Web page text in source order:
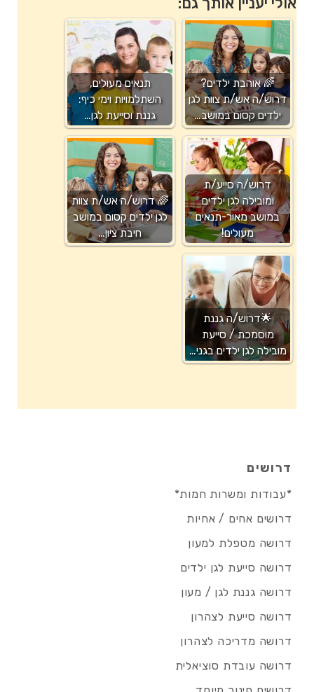
🌈 אוהבת ילדים?
דרוש/ה אש/ת צוות לגן
ילדים קסום במושב…
תנאים מעולים,
השתלמויות וימי כיף:
גננת וסייעת לגן…
דרוש/ה סייע/ת
ומובילה לגן ילדים
במושב מאור-תנאים
מעולים!
🌈 דרוש/ה אש/ת צוות
לגן ילדים קסום במושב
חיבת ציון…
🌟דרוש/ה גננת
מוסמכת / סייעת
מובילה לגן ילדים בגני…
דרושים
*עבודות ומשרות חמות*
דרושים אחים / אחיות
דרושה מטפלת למעון
דרושה סייעת לגן ילדים
דרושה גננת לגן / מעון
דרושה סייעת לצהרון
דרושה מדריכה לצהרון
דרושה עובדת סוציאלית